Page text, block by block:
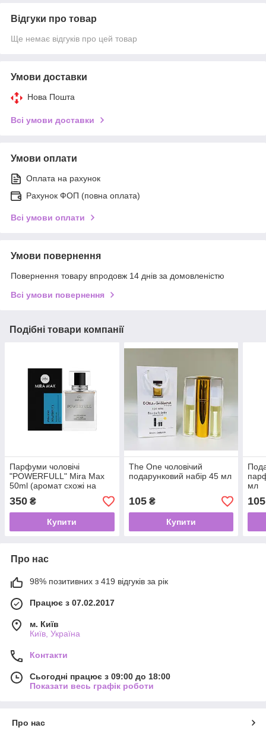
Відгуки про товар
Ще немає відгуків про цей товар
Умови доставки
Нова Пошта
Всі умови доставки
Умови оплати
Оплата на рахунок
Рахунок ФОП (повна оплата)
Всі умови оплати
Умови повернення
Повернення товару впродовж 14 днів за домовленістю
Всі умови повернення
Подібні товари компанії
Парфуми чоловічі
"POWERFULL" Mira Max
50ml (аромат схожі на
Emporio Armani Stronger
With You)
350 ₴
Купити
The One чоловічий
подарунковий набір 45 мл
105₴
Купити
мл
105
Про нас
98% позитивних з 419 відгуків за рік
Працює з 07.02.2017
м. Київ
Київ, Україна
Контакти
Сьогодні працює з 09:00 до 18:00
Показати весь графік роботи
Про нас